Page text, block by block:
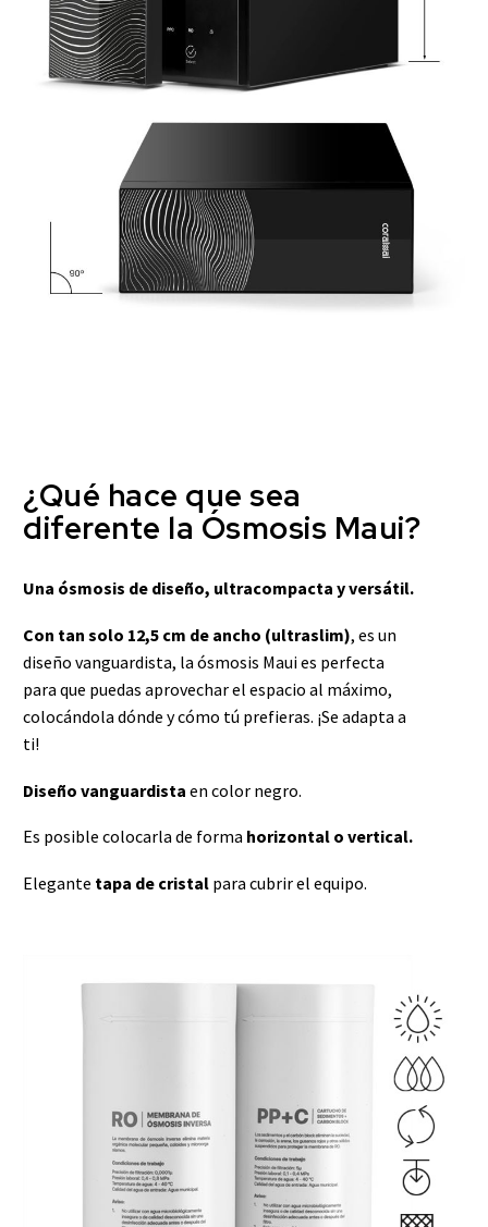
¿Qué hace que sea
diferente la Ósmosis Maui?
Una ósmosis de diseño, ultracompacta y versátil.
Con tan solo 12,5 cm de ancho (ultraslim), es un
diseño vanguardista, la ósmosis Maui es perfecta
para que puedas aprovechar el espacio al máximo,
colocándola dónde y cómo tú prefieras. ¡Se adapta a
ti!
Diseño vanguardista en color negro.
Es posible colocarla de forma horizontal o vertical.
Elegante tapa de cristal para cubrir el equipo.